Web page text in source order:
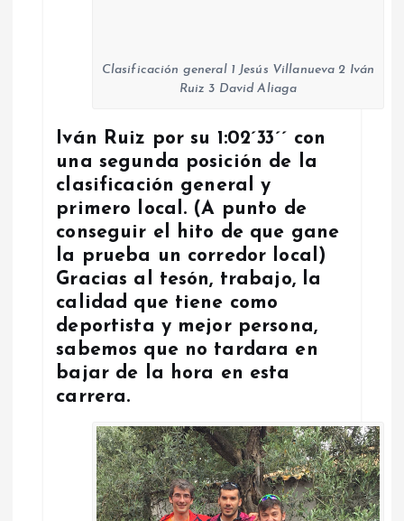
Clasificación general 1 Jesús Villanueva 2 Iván
Ruiz 3 David Aliaga
Iván Ruiz por su 1:02´33´´ con
una segunda posición de la
clasificación general y
primero local. (A punto de
conseguir el hito de que gane
la prueba un corredor local)
Gracias al tesón, trabajo, la
calidad que tiene como
deportista y mejor persona,
sabemos que no tardara en
bajar de la hora en esta
carrera.